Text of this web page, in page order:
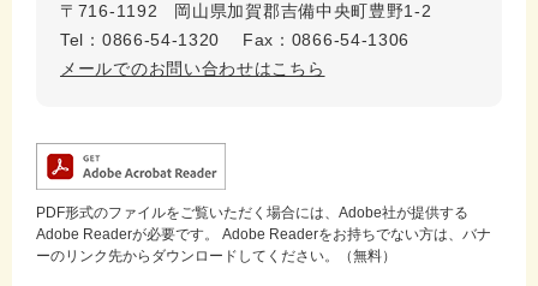
〒716-1192
岡山県加賀郡吉備中央町豊野1-2
Tel：0866-54-1320
Fax：0866-54-1306
メールでのお問い合わせはこちら
PDF形式のファイルをご覧いただく場合には、Adobe社が提供する
Adobe Readerが必要です。
Adobe Readerをお持ちでない方は、バナ
ーのリンク先からダウンロードしてください。（無料）